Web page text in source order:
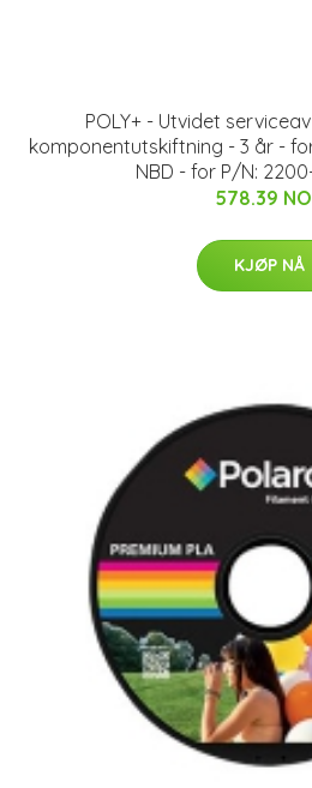
POLY+ - Utvidet
komponentutskiftning - 3 år -
NBD - for P/N:
578.39
KJØP NÅ